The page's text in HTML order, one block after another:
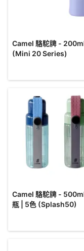
Camel 駱駝牌 -
(Mini 20 Series)
Camel 駱駝牌 -
瓶 | 5色 (Splash50)